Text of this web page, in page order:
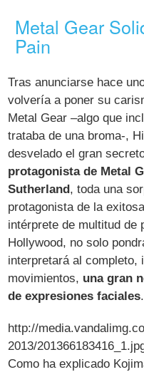
Metal Gear
Pain
Tras anunciarse hace
volvería a poner su
Metal Gear –algo que
trataba de una broma-,
desvelado el gran
protagonista de Metal
Sutherland , toda una
protagonista de la
intérprete de multitud de
Hollywood, no solo
interpretará al completo,
movimientos, una gran
de expresiones faciales.
http://
2013/
Como ha explicado